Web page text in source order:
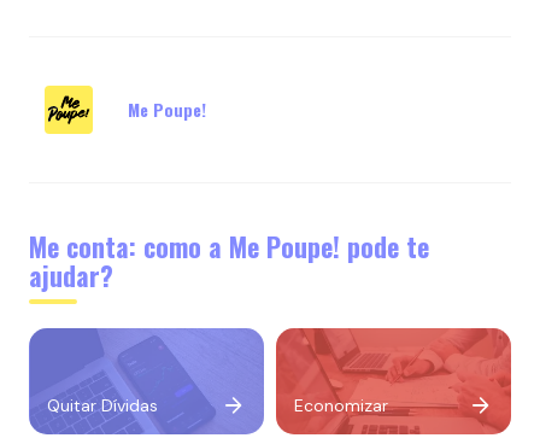
Me Poupe!
Me conta: como a Me Poupe! pode te
ajudar?
Quitar Dívidas Economizar